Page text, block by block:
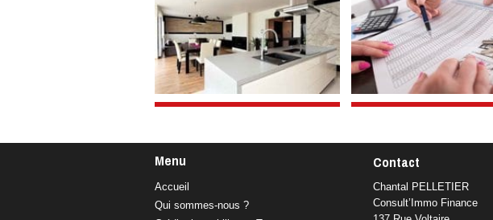
Menu
Accueil
Qui sommes-nous ?
Contact
Chantal PELLETIER
Consult’Immo Finance